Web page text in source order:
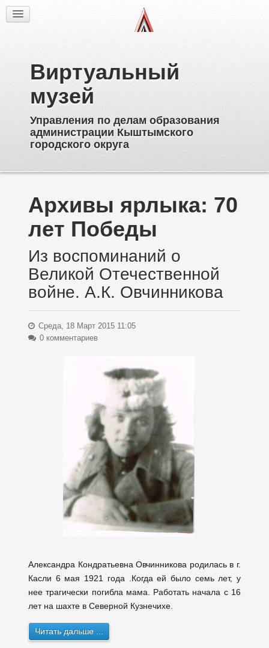
Виртуальный
музей
Управления по делам образования
администрации Кыштымского
городского округа
Об образовательных учреждениях
Директора
Ветераны образования
Известные выпускники
Пионерское движение
Архивы ярлыка: 70
лет Победы
Из воспоминаний о
Великой Отечественной
войне. А.К. Овчинникова
Среда, 18 Март 2015 11:05
0 комментариев
Александра Кондратьевна Овчинникова родилась в г.
Касли 6 мая 1921 года .Когда ей было семь лет, у
нее трагически погибла мама. Работать начала с 16
лет на шахте в Северной Кузнечихе.
Читать дальше ...